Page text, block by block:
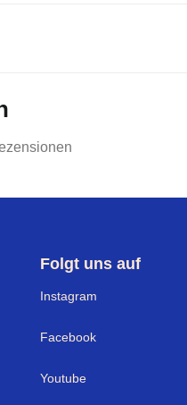
Folgt uns auf
Instagram
Facebook
Youtube